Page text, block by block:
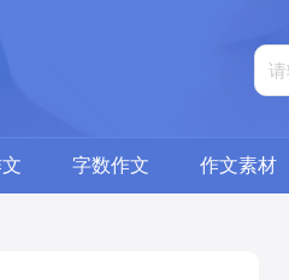
字数作文 作文素材